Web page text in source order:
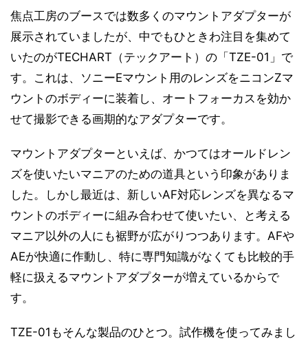
焦点工房のブースでは数多くのマウントアダプターが
展示されていましたが、中でもひときわ注目を集めて
いたのがTECHART（テックアート）の「TZE-01」で
す。これは、ソニーEマウント用のレンズをニコンZマ
ウントのボディーに装着し、オートフォーカスを効か
せて撮影できる画期的なアダプターです。
マウントアダプターといえば、かつてはオールドレン
ズを使いたいマニアのための道具という印象がありま
した。しかし最近は、新しいAF対応レンズを異なるマ
ウントのボディーに組み合わせて使いたい、と考える
マニア以外の人にも裾野が広がりつつあります。AFや
AEが快適に作動し、特に専門知識がなくても比較的手
軽に扱えるマウントアダプターが増えているからで
す。
TZE-01もそんな製品のひとつ。試作機を使ってみまし